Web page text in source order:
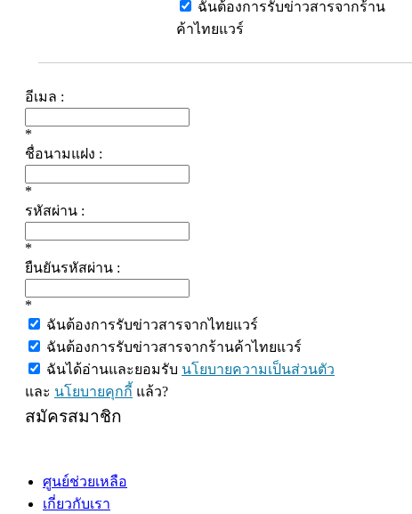
ฉันต้องการรับข่าวสารจากร้าน
ค้าไทยแวร์
อีเมล :
*
ชื่อนามแฝง :
*
รหัสผ่าน :
*
ยืนยันรหัสผ่าน :
*
ฉันต้องการรับข่าวสารจากไทยแวร์
ฉันต้องการรับข่าวสารจากร้านค้าไทยแวร์
ฉันได้อ่านและยอมรับ นโยบายความเป็นส่วนตัว
และ นโยบายคุกกี้ แล้ว?
สมัครสมาชิก
ศูนย์ช่วยเหลือ
เกี่ยวกับเรา